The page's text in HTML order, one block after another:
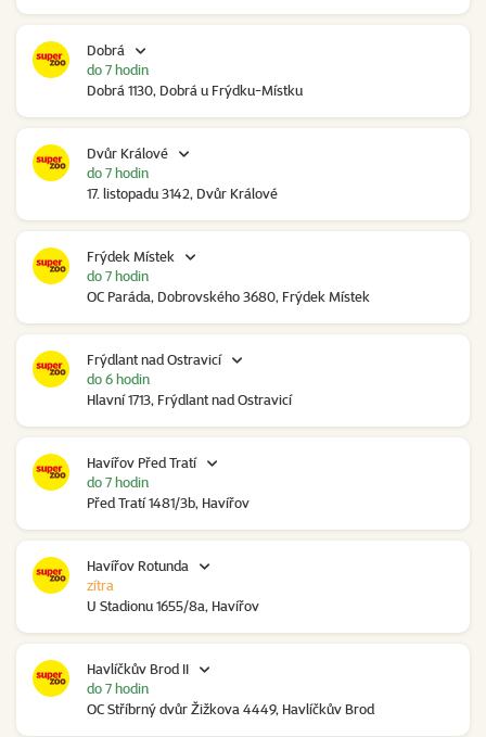
Dobrá
Dobrá 1130, Dobrá u Frýdku-Místku
do 7 hodin
Dvůr Králové
17. listopadu 3142, Dvůr Králové
do 7 hodin
Frýdek Místek
OC Paráda, Dobrovského 3680, Frýdek Místek
do 7 hodin
Frýdlant nad Ostravicí
Hlavní 1713, Frýdlant nad Ostravicí
do 6 hodin
Havířov Před Tratí
Před Tratí 1481/3b, Havířov
do 7 hodin
Havířov Rotunda
U Stadionu 1655/8a, Havířov
zítra
Havlíčkův Brod II
OC Stříbrný dvůr Žižkova 4449, Havlíčkův Brod
do 7 hodin